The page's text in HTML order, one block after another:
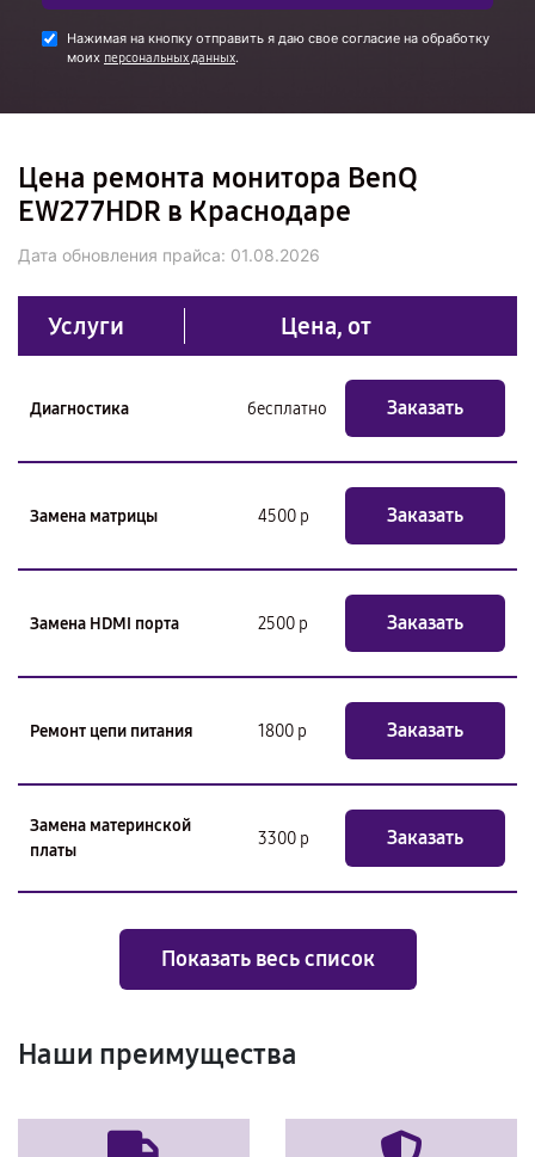
Нажимая на кнопку отправить я даю свое согласие на обработку
моих персональных данных.
Цена ремонта монитора BenQ
EW277HDR в Краснодаре
Дата обновления прайса: 01.08.2026
Услуги Цена, от
Диагностика бесплатно Заказать
Замена матрицы 4500 р Заказать
Замена HDMI порта 2500 р Заказать
Ремонт цепи питания 1800 р Заказать
Замена материнской
платы
3300 р Заказать
Показать весь список
Наши преимущества